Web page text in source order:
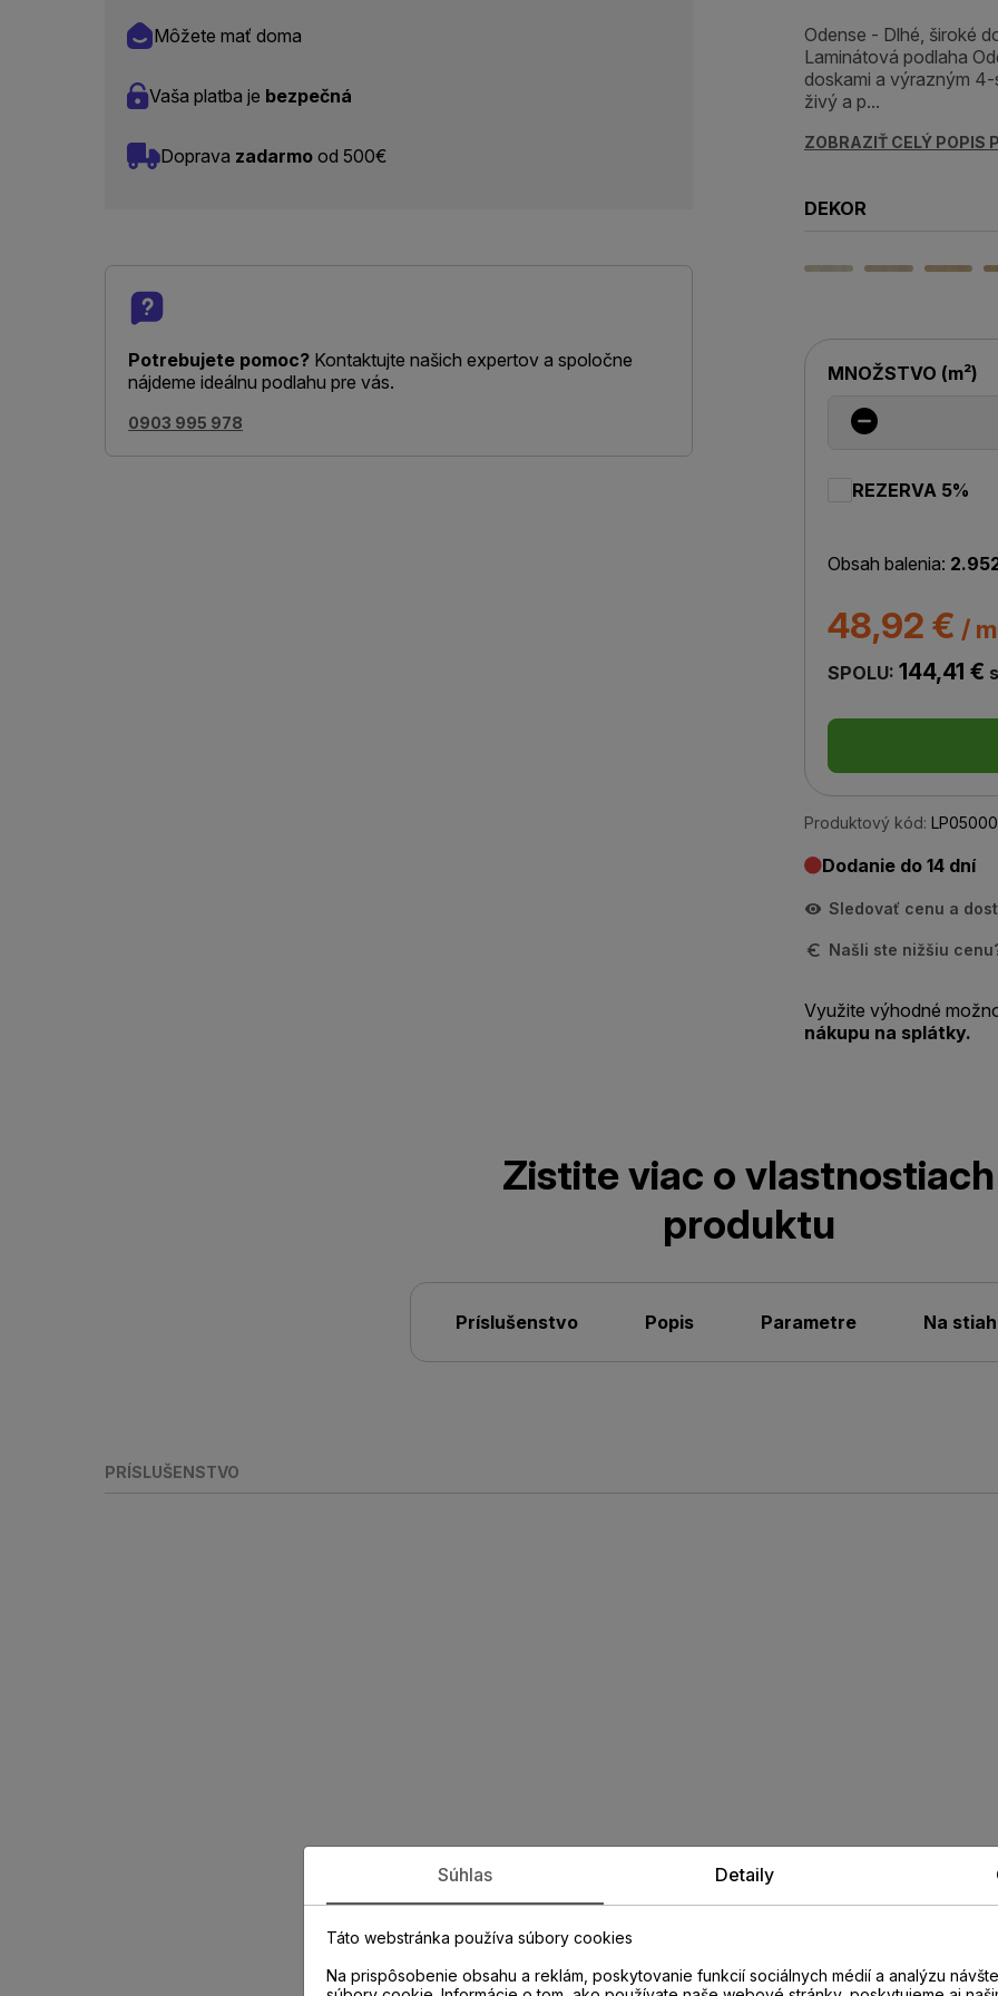
Môžete mať doma
Vaša platba je bezpečná
Doprava zadarmo od 500€
Potrebujete pomoc? Kontaktujte našich expertov a spoločne
nájdeme ideálnu podlahu pre vás.
0903 995 978
Odense - Dlhé, široké
Laminátová podlaha
doskami a výrazným
živý a p...
ZOBRAZIŤ CELÝ POPIS
DEKOR
MNOŽSTVO (m²)
REZERVA 5%
Obsah balenia:
48,92 € /
SPOLU: 144,41 €
Produktový kód:
Dodanie do 14 dní
Sledovať cenu a
Našli ste nižšiu
Využite výhodné
nákupu na splátky.
Zistite viac o vlastnostiach
produktu
Príslušenstvo Popis Parametre Na
PRÍSLUŠENSTVO
Súhlas Detaily
Táto webstránka používa súbory cookies
Na prispôsobenie obsahu a reklám, poskytovanie funkcií sociálnych médií a analýzu